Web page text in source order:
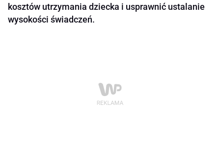
kosztów utrzymania dziecka i usprawnić ustalanie
wysokości świadczeń.